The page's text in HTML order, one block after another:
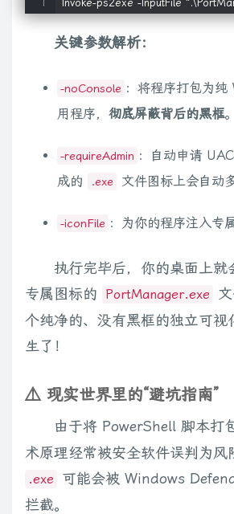
    # 尝试开启基础服务
Set-Service iphlpsvc -
# --- 核心修复 2：使用
$command = "netsh interface
if ($LASTEXITCODE -ne 0 -or
        return
    # 验证是否真实添加
$verifyOutput = cmd.exe /c
    if ($verifyOutput -match "$lp") {
cmd.exe /c "netsh
        } else {
关键参数解析：
-noConsole ：将程序打包为
用程序， 彻底屏蔽背后的黑框。
-requireAdmin ：自动申请
成的
.exe 文件图标上会自动
-iconFile ：为你的程序注入专
执行完毕后，你的桌面上就
专属图标的
PortManager.exe
个纯净的、没有黑框的独立可视
生了！
⚠️ 现实世界里的“避坑指南”
由于将 PowerShell 脚本打
术原理经常被安全软件误判为风
.exe
可能会被 Windows
拦截。